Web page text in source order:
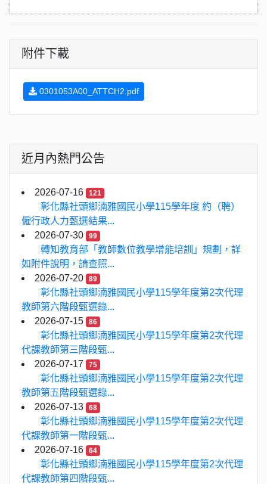
附件下載
0301053A00_ATTCH2.pdf
近月內熱門公告
2026-07-16 121
彰化縣社頭鄉湳雅國民小學115學年度 約（聘）
僱行政人力甄選結果...
2026-07-30
99
轉知教育部「教師數位教學增能培訓」規劃，詳
如附件說明，請查照...
2026-07-20
89
彰化縣社頭鄉湳雅國民小學115學年度第2次代理
教師第六階段甄選錄...
2026-07-15
86
彰化縣社頭鄉湳雅國民小學115學年度第2次代理
代課教師第三階段甄...
2026-07-17
75
彰化縣社頭鄉湳雅國民小學115學年度第2次代理
教師第五階段甄選錄...
2026-07-13
68
彰化縣社頭鄉湳雅國民小學115學年度第2次代理
代課教師第一階段甄...
2026-07-16
64
彰化縣社頭鄉湳雅國民小學115學年度第2次代理
代課教師第四階段甄...